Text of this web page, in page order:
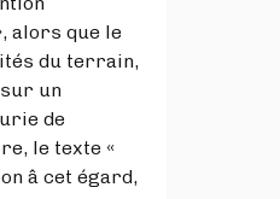
alors que le
du terrain,
un
de
le texte «
â cet égard,